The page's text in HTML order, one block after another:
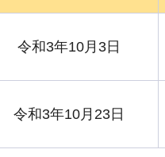
令和3年10月3日
令和3年10月23日